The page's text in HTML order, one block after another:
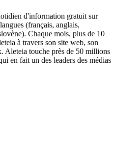
d'information gratuit sur
(français, anglais,
Chaque mois, plus de 10
à travers son site web, son
Aleteia touche près de 50 millions
en fait un des leaders des médias